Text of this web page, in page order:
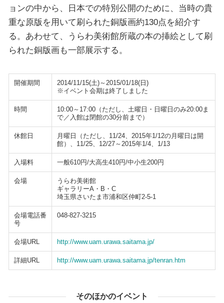
ョンの中から、日本での特別公開のために、当時の貴
重な原版を用いて刷られた銅版画約130点を紹介す
る。あわせて、うらわ美術館所蔵の本の挿絵として刷
られた銅版画も一部展示する。
開催期間
2014/11/15(土)～2015/01/18(日)
※イベント会期は終了しました
時間
10:00～17:00（ただし、土曜日・日曜日のみ20:00ま
で／入館は閉館の30分前まで）
休館日
月曜日（ただし、11/24、2015年1/12の月曜日は開
館）、11/25、12/27～2015年1/4、1/13
入場料 一般610円/大高生410円/中小生200円
会場
うらわ美術館
ギャラリーA・B・C
埼玉県さいたま市浦和区仲町2-5-1
会場電話番
号
048-827-3215
会場URL http://www.uam.urawa.saitama.jp/
詳細URL http://www.uam.urawa.saitama.jp/tenran.htm
そのほかのイベント